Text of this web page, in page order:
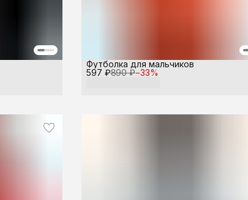
597 ₽890 ₽−33%
Футболка для мальчиков